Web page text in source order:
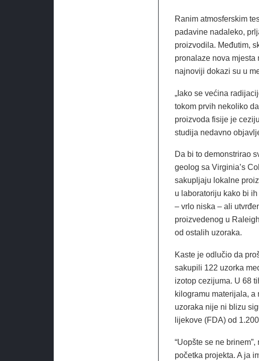
Ranim atmosferskim
padavine nadaleko,
proizvodila. Međutim,
pronalaze nova mjesta
najnoviji dokazi su u
„Iako se većina
tokom prvih nekoliko
proizvoda fisije je
studija nedavno
Da bi to demonstrirao
geolog sa Virginia’s
sakupljaju lokalne
u laboratoriju kako bi
– vrlo niska – ali
proizvedenog u
od ostalih uzoraka.
Kaste je odlučio da
sakupili 122 uzorka
izotop cezijuma. U 68
kilogramu materijala, a
uzoraka nije ni blizu
lijekove (FDA) od
“Uopšte se ne
početka projekta. A ja